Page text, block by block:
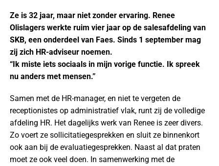
Ze is 32 jaar, maar niet zonder ervaring. Renee
Olislagers werkte ruim vier jaar op de salesafdeling van
SKB, een onderdeel van Faes. Sinds 1 september mag
zij zich HR-adviseur noemen.
“Ik miste iets sociaals in mijn vorige functie. Ik spreek
nu anders met mensen.”
Samen met de HR-manager, en niet te vergeten de
receptionistes op administratief vlak, runt zij de volledige
afdeling HR. Het dagelijks werk van Renee is zeer divers.
Zo voert ze sollicitatiegesprekken en sluit ze binnenkort
ook aan bij de evaluatiegesprekken. Naast al dat praten
moet ze ook veel doen. In samenwerking met de